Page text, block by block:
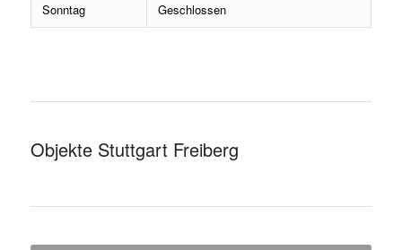
Sonntag Geschlossen
Objekte Stuttgart Freiberg